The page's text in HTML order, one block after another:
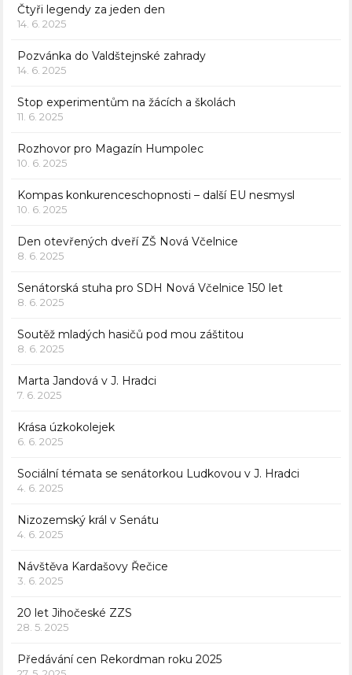
Čtyři legendy za jeden den
14. 6. 2025
Pozvánka do Valdštejnské zahrady
14. 6. 2025
Stop experimentům na žácích a školách
11. 6. 2025
Rozhovor pro Magazín Humpolec
10. 6. 2025
Kompas konkurenceschopnosti – další EU nesmysl
10. 6. 2025
Den otevřených dveří ZŠ Nová Včelnice
8. 6. 2025
Senátorská stuha pro SDH Nová Včelnice 150 let
8. 6. 2025
Soutěž mladých hasičů pod mou záštitou
8. 6. 2025
Marta Jandová v J. Hradci
7. 6. 2025
Krása úzkokolejek
6. 6. 2025
Sociální témata se senátorkou Ludkovou v J. Hradci
4. 6. 2025
Nizozemský král v Senátu
4. 6. 2025
Návštěva Kardašovy Řečice
3. 6. 2025
20 let Jihočeské ZZS
28. 5. 2025
Předávání cen Rekordman roku 2025